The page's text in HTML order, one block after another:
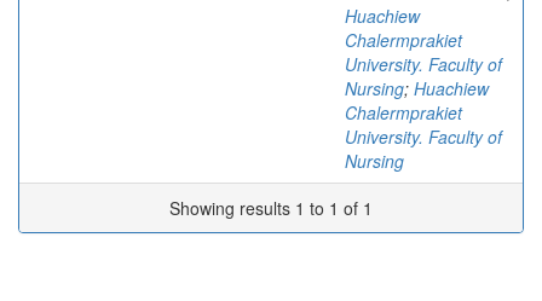
Huachiew
Chalermprakiet
University. Faculty of
Nursing; Huachiew
Chalermprakiet
University. Faculty of
Nursing
Showing results 1 to 1 of 1